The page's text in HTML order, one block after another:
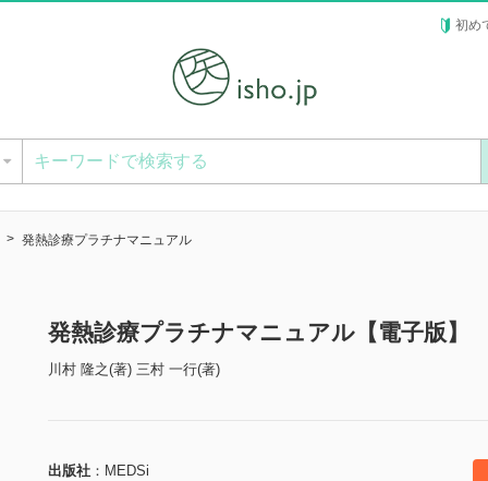
初め
発熱診療プラチナマニュアル
発熱診療プラチナマニュアル【電子版】
川村 隆之(著) 三村 一行(著)
出版社
MEDSi